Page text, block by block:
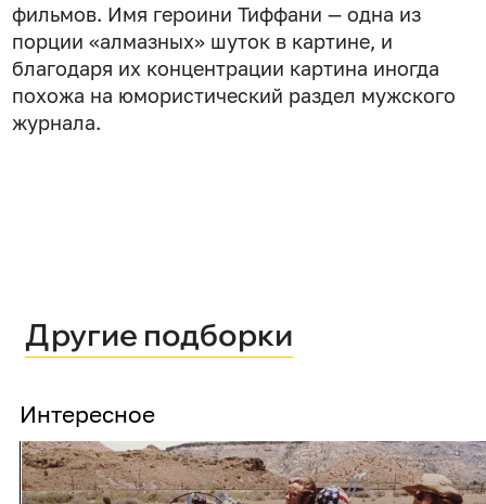
фильмов. Имя героини Тиффани — одна из
порции «алмазных» шуток в картине, и
благодаря их концентрации картина иногда
похожа на юмористический раздел мужского
журнала.
Другие подборки
Интересное